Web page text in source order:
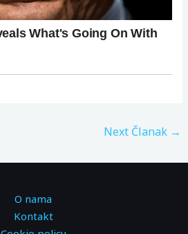
Next Članak →
O nama
Kontakt